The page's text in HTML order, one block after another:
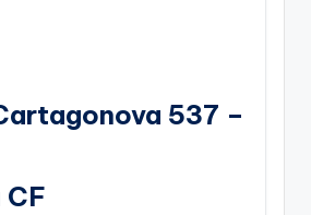
537 –